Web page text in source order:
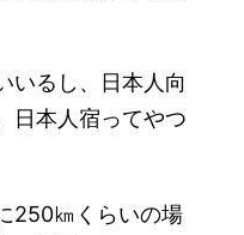
いるし、日本人向
日本人宿ってやつ
250㎞くらいの場